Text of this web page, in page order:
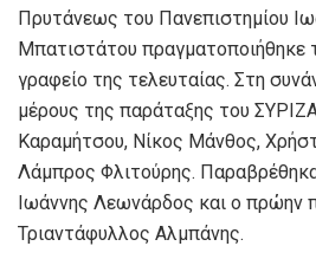
Πρυτάνεως του Πανεπιστημίου
Μπατιστάτου πραγματοποιήθηκε
γραφείο της τελευταίας. Στη
μέρους της παράταξης του
Καραμήτσου, Νίκος Μάνθος,
Λάμπρος Φλιτούρης.
Ιωάννης Λεωνάρδος και ο πρώην
Τριαντάφυλλος Αλμπάνης.